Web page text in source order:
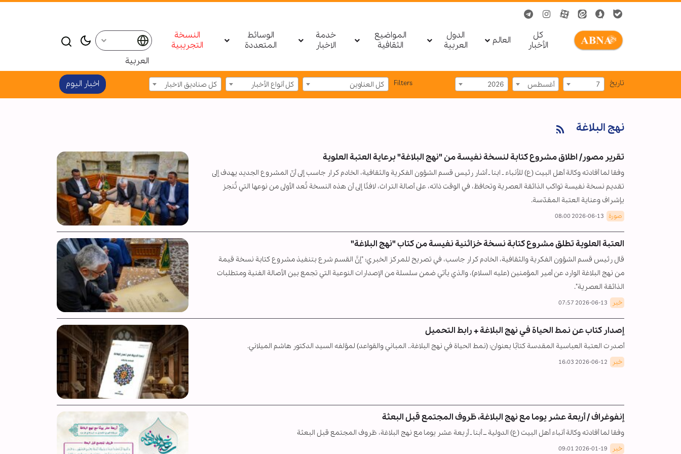
کل
الأخبار
العالم
الدول
العربیة
المواضيع
الثقافية
خدمة
الاخبار
الوسائط
المتعددة
النسخة
التجريبية
العربية
تاریخ 7 أغسطس 2026
Filters كل العناوين كل أنواع الأخبار كل صناديق الاخبار اخبار الیوم
نهج البلاغة
تقرير مصور/ اطلاق مشروع كتابة لنسخة نفيسة من "نهج البلاغة" برعاية العتبة العلوية
وفقا لما أفادته وكالة أهل البيت (ع) للأنباء ـ ابنا ـ أشار رئيس قسم الشؤون الفكرية والثقافية، الخادم كرار جاسب إلى أنّ المشروع الجديد يهدف إلى
تقديم نسخة نفيسة تواكب الذائقة العصرية وتحافظ، في الوقت ذاته، على أصالة التراث، لافتًا إلى أن هذه النسخة تُعد الأولى من نوعها التي تُنجز
بإشراف وعناية العتبة المقدّسة.
صورة 2026-06-13 08:00
العتبة العلوية تطلق مشروع كتابة نسخة خزائنية نفيسة من كتاب "نهج البلاغة"
قال رئيس قسم الشؤون الفكرية والثقافية، الخادم كرار جاسب، في تصريح للمركز الخبري: "إنَّ القسم شرع بتنفيذ مشروع كتابة نسخة قيمة
من نهج البلاغة الوارد عن أمير المؤمنين (عليه السلام)، والذي يأتي ضمن سلسلة من الإصدارات النوعية التي تجمع بين الأصالة الفنية ومتطلبات
الذائقة العصرية".
خبر 2026-06-13 07:57
إصدار كتاب عن نمط الحياة في نهج البلاغة + رابط التحميل
أصدرت العتبة العباسية المقدسة كتابًا بعنوان: (نمط الحياة في نهج البلاغة.. المباني والقواعد) لمؤلفه السيد الدكتور هاشم الميلاني.
خبر 2026-06-12 16:03
إنفوغراف / أربعة عشر يوما مع نهج البلاغة، ظروف المجتمع قبل البعثة
وفقا لما أفادته وكالة أنباء أهل البيت (ع) الدولية ــ أبنا ـ أربعة عشر يوما مع نهج البلاغة، ظروف المجتمع قبل البعثة
خبر 2026-01-19 09:01